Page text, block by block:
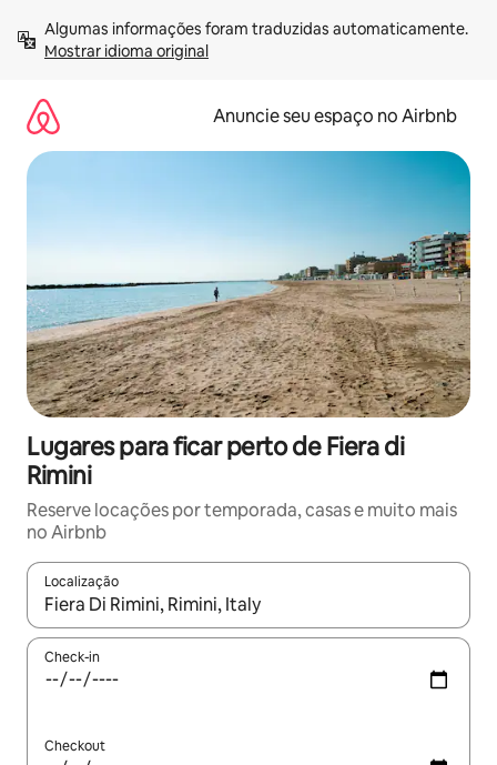
para
Mostrar idioma original
Anuncie seu espaço no Airbnb
Lugares para ficar perto de Fiera di
Rimini
Reserve locações por temporada, casas e muito mais
no Airbnb
Localização
Quando os resultados estiverem disponíveis, explore-os
Check-in
Checkout